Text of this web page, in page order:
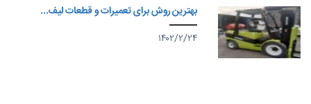
بهترین روش برای تعمیرات و قطعات لیف...
۱۴۰۲/۲/۲۴